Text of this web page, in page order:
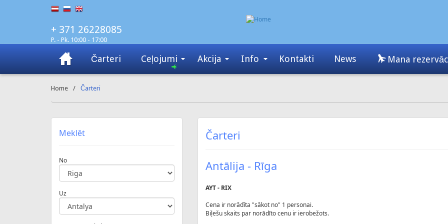
+ 371 26228085
P. - Pk. 10:00 - 17:00
Čarteri Ceļojumi Akcija Info Kontakti News Mana
Home / Čarteri
Meklēt
No
Uz
Čarteri
Antālija - Rīga
AYT - RIX
Cena ir norādīta "sākot no" 1 personai.
Biļešu skaits par norādīto cenu ir ierobežots.